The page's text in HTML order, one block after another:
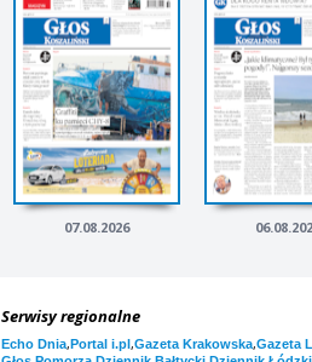
07.08.2026
Serwisy regionalne
Echo Dnia,Portal i.pl,Gazeta Krakowska,Gazeta